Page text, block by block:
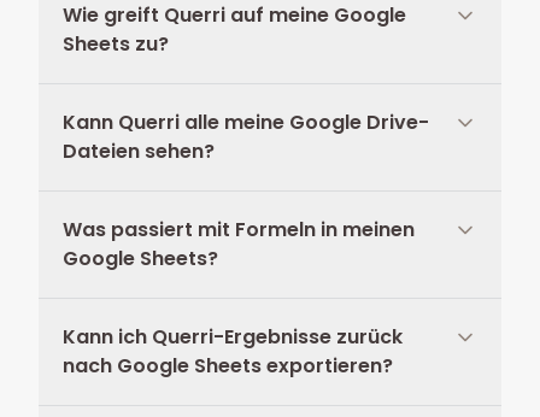
Wie greift Querri auf meine Google
Sheets zu?
Kann Querri alle meine Google Drive-
Dateien sehen?
Was passiert mit Formeln in meinen
Google Sheets?
Kann ich Querri-Ergebnisse zurück
nach Google Sheets exportieren?